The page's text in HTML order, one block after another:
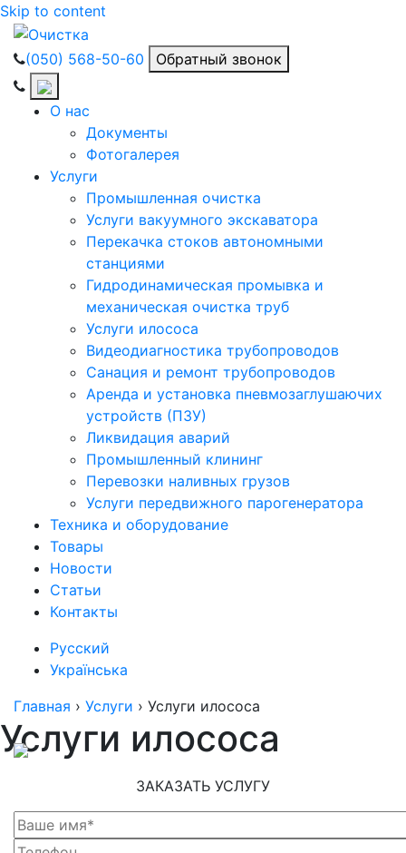
Skip to content
(050) 568-50-60 Обратный звонок
О нас
Документы
Фотогалерея
Услуги
Промышленная очистка
Услуги вакуумного экскаватора
Перекачка стоков автономными
станциями
Гидродинамическая промывка и
механическая очистка труб
Услуги илососа
Видеодиагностика трубопроводов
Санация и ремонт трубопроводов
Аренда и установка пневмозаглушаючих
устройств (ПЗУ)
Ликвидация аварий
Промышленный клининг
Перевозки наливных грузов
Услуги передвижного парогенератора
Техника и оборудование
Товары
Новости
Статьи
Контакты
Русский
Українська
Главная › Услуги › Услуги илососа
Услуги илососа
ЗАКАЗАТЬ УСЛУГУ